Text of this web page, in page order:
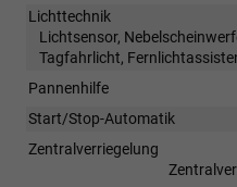
Lichttechnik
Lichtsensor,
Tagfahrlicht,
Pannenhilfe
Start/Stop-Automatik
Zentralverriegelung